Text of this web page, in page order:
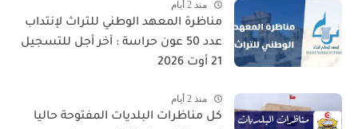
منذ 2 أيام
مناظرة المعهد الوطني للتراث لإنتداب
عدد 50 عون حراسة : آخر أجل للتسجيل
21 أوت 2026
منذ 2 أيام
كل مناظرات البلديات المفتوحة حاليا